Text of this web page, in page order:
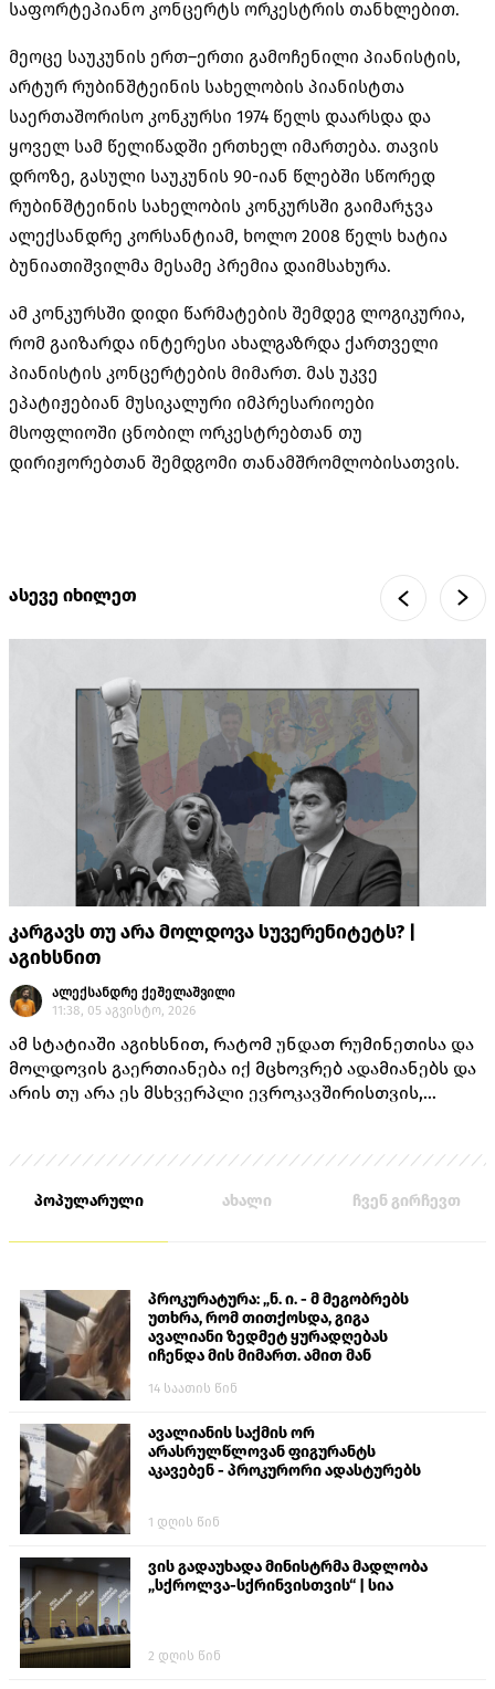
საფორტეპიანო კონცერტს ორკესტრის თანხლებით.
მეოცე საუკუნის ერთ–ერთი გამოჩენილი პიანისტის,
არტურ რუბინშტეინის სახელობის პიანისტთა
საერთაშორისო კონკურსი 1974 წელს დაარსდა და
ყოველ სამ წელიწადში ერთხელ იმართება. თავის
დროზე, გასული საუკუნის 90-იან წლებში სწორედ
რუბინშტეინის სახელობის კონკურსში გაიმარჯვა
ალექსანდრე კორსანტიამ, ხოლო 2008 წელს ხატია
ბუნიათიშვილმა მესამე პრემია დაიმსახურა.
ამ კონკურსში დიდი წარმატების შემდეგ ლოგიკურია,
რომ გაიზარდა ინტერესი ახალგაზრდა ქართველი
პიანისტის კონცერტების მიმართ. მას უკვე
ეპატიჟებიან მუსიკალური იმპრესარიოები
მსოფლიოში ცნობილ ორკესტრებთან თუ
დირიჟორებთან შემდგომი თანამშრომლობისათვის.
ასევე იხილეთ
კარგავს თუ არა მოლდოვა სუვერენიტეტს? |
აგიხსნით
ალექსანდრე ქეშელაშვილი
11:38, 05 აგვისტო, 2026
ამ სტატიაში აგიხსნით, რატომ უნდათ რუმინეთისა და
მოლდოვის გაერთიანება იქ მცხოვრებ ადამიანებს და
არის თუ არა ეს მსხვერპლი ევროკავშირისთვის,
პოპულარული ახალი ჩვენ გირჩევთ
პროკურატურა: „ნ. ი. - მ მეგობრებს
უთხრა, რომ თითქოსდა, გიგა
ავალიანი ზედმეტ ყურადღებას
იჩენდა მის მიმართ. ამით მან
თავს დასხმოდა გიგა ავალიანს“
14 საათის წინ
ავალიანის საქმის ორ
არასრულწლოვან ფიგურანტს
აკავებენ - პროკურორი ადასტურებს
1 დღის წინ
ვის გადაუხადა მინისტრმა მადლობა
„სქროლვა-სქრინვისთვის“ | სია
2 დღის წინ